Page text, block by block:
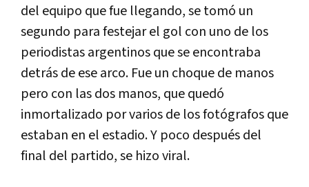
del equipo que fue llegando, se tomó un
segundo para festejar el gol con uno de los
periodistas argentinos que se encontraba
detrás de ese arco. Fue un choque de manos
pero con las dos manos, que quedó
inmortalizado por varios de los fotógrafos que
estaban en el estadio. Y poco después del
final del partido, se hizo viral.